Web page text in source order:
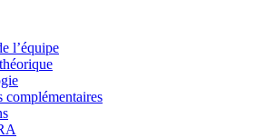
l’équipe
complémentaires